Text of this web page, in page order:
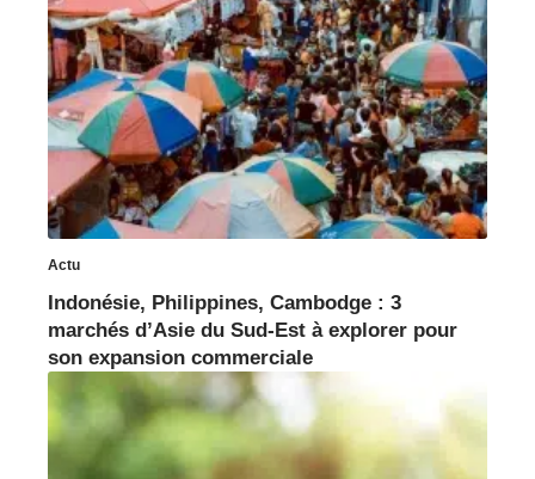
Actu
Indonésie, Philippines, Cambodge : 3
marchés d’Asie du Sud-Est à explorer pour
son expansion commerciale